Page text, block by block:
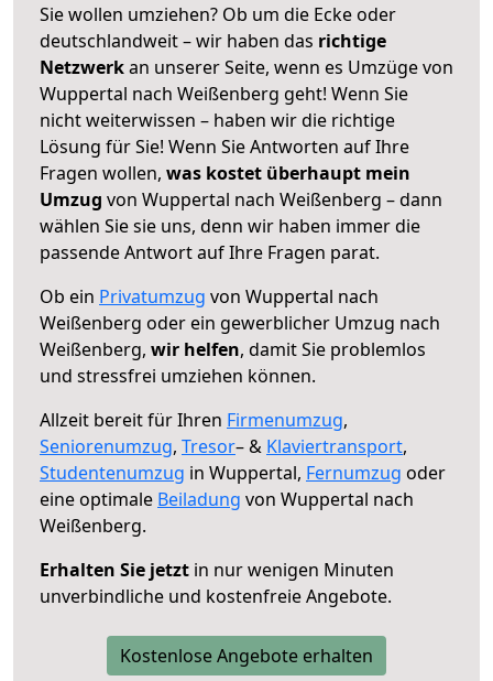
Sie wollen umziehen? Ob um die Ecke oder
deutschlandweit – wir haben das richtige
Netzwerkan unserer Seite, wenn es Umzüge von
Wuppertal nach Weißenberg geht! Wenn Sie
nicht weiterwissen – haben wir die richtige
Lösung für Sie! Wenn Sie Antworten auf Ihre
Fragen wollen, was kostet überhaupt mein
Umzug von Wuppertal nach Weißenberg – dann
wählen Sie sie uns, denn wir haben immer die
passende Antwort auf Ihre Fragen parat.
Ob ein Privatumzug von Wuppertal nach
Weißenberg oder ein gewerblicher Umzug nach
Weißenberg, wir helfen, damit Sie problemlos
und stressfrei umziehen können.
Allzeit bereit für Ihren Firmenumzug,
Seniorenumzug, Tresor– & Klaviertransport,
Studentenumzug in Wuppertal, Fernumzug oder
eine optimale Beiladung von Wuppertal nach
Weißenberg.
Erhalten Sie jetzt in nur wenigen Minuten
unverbindliche und kostenfreie Angebote.
Kostenlose Angebote erhalten